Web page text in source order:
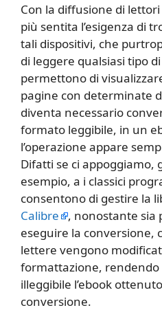
Con la diffusione di
più sentita l’esigenza di
tali dispositivi, che
di leggere qualsiasi tipo
permettono di
pagine con determinate
diventa necessario
formato leggibile, in un
l’operazione appare
Difatti se ci appoggiamo,
esempio, a i classici
consentono di gestire la
Calibre
, nonostante sia
eseguire la conversione,
lettere vengono
formattazione, rendendo
illeggibile l’ebook
conversione.